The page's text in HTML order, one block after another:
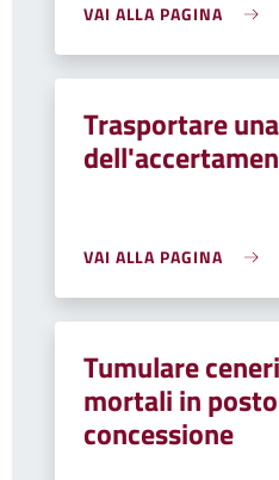
VAI ALLA PAGINA
Trasportare
VAI ALLA PAGINA
Tumulare
mortali in
concessione